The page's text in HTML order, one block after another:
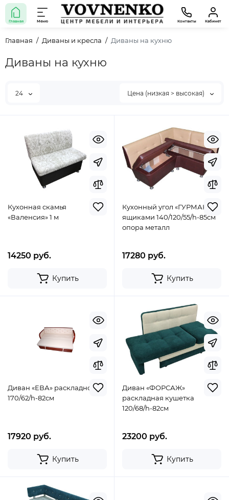
Главная Меню Контакты Кабинет
Главная Диваны и кресла Диваны на кухню
Диваны на кухню
24 Цена (низкая > высокая)
Кухонная скамья
«Валенсия» 1 м
14250 руб.
Купить
Кухонный угол «ГУРМАН» с
ящиками 140/120/55/h-85см
опора металл
17280 руб.
Купить
Диван «ЕВА» раскладной
170/62/h-82см
17920 руб.
Купить
Диван «ФОРСАЖ»
раскладная кушетка
120/68/h-82см
23200 руб.
Купить